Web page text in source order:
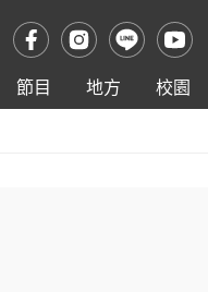
節目 地方
校園